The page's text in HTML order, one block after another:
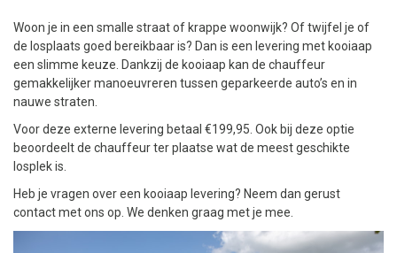
Woon je in een smalle straat of krappe woonwijk? Of twijfel je of
de losplaats goed bereikbaar is? Dan is een levering met kooiaap
een slimme keuze. Dankzij de kooiaap kan de chauffeur
gemakkelijker manoeuvreren tussen geparkeerde auto’s en in
nauwe straten.
Voor deze externe levering betaal €199,95. Ook bij deze optie
beoordeelt de chauffeur ter plaatse wat de meest geschikte
losplek is.
Heb je vragen over een kooiaap levering? Neem dan gerust
contact met ons op. We denken graag met je mee.